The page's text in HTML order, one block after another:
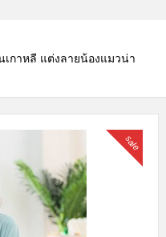
กาหลี แต่งลายน้องแมวน่า
sale